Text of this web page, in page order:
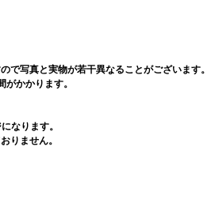
で写真と実物が若干異なることがございます。
かかります。
なります。
りません。